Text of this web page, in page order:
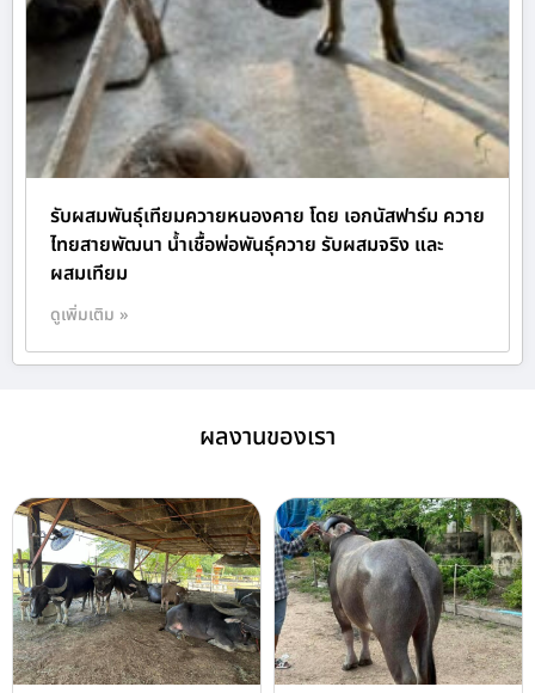
รับผสมพันธุ์เทียมควายหนองคาย โดย เอกนัสฟาร์ม ควาย
ไทยสายพัฒนา น้ำเชื้อพ่อพันธุ์ควาย รับผสมจริง และ
ผสมเทียม
ดูเพิ่มเติม »
ผลงานของเรา